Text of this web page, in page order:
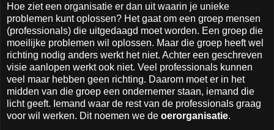
Hoe ziet een organisatie er dan uit waarin je unieke
problemen kunt oplossen? Het gaat om een groep mensen
(professionals) die uitgedaagd moet worden. Een groep die
moeilijke problemen wil oplossen. Maar die groep heeft wel
richting nodig anders werkt het niet. Achter een geschreven
visie aanlopen werkt ook niet. Veel professionals kunnen
veel maar hebben geen richting. Daarom moet er in het
midden van die groep een ondernemer staan, iemand die
licht geeft. Iemand waar de rest van de professionals graag
voor wil werken. Dit noemen we de oerorganisatie.